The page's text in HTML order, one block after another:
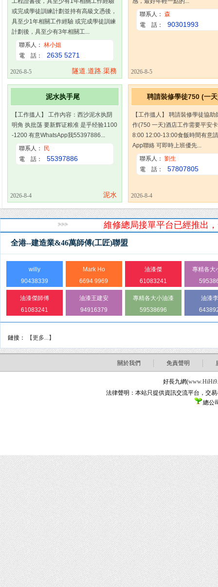
或完成學徒訓練計劃並持有高級文憑後，
具至少1年相關工作經驗 或完成學徒訓練
計劃後，具至少有3年相關工...
聯系人： 林小姐
電 話：
2635 5271
隧道.道路.渠務
2026-8-5
聯系人： 森
電 話：
90301993
2026-8-5
泥水执手尾
【工作搵人】 工作內容：西沙泥水执阴
明角 执批荡 要新辉证粮准 是乎经验1100
-1200 有意WhatsApp我55397886...
聯系人：
民
電 話：
55397886
泥水
2026-8-4
聘請裝修學徒750 (一
【工作搵人】 聘請裝修學徒協助
作(750 一天)酒店工作需要平安
8:00 12:00-13:00食飯時間有意
App聯絡 可即時上班優先...
聯系人： 劉生
電 話：
57807805
2026-8-4
維修總局接單平台已經推出
全港--建造業&46萬師傅(工匠)聯盟
willy
90438339
Mark Ho
6694 9969
油漆傑
61083241
專精各大
油漆傑師傅
61083241
油漆王建安
94916379
專精各大小油漆
59538696
油漆
鏈接： 【更多...】
關於我們 免責聲明
好長九網(
法律聲明：本站只提供資訊交流平台，交
總公